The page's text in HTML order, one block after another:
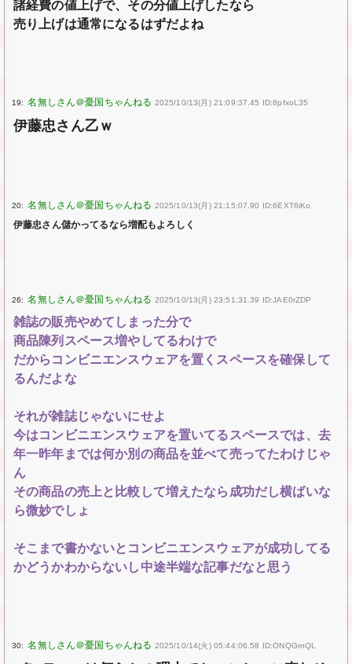
諸経費の値上げで、その分値上げしたなら
売り上げは通常になるはずだよね
19: 2025/10/13(月) 21:09:37.45 ID:8pfxoL35
伊藤忠さん乙ｗ
20: 2025/10/13(月) 21:15:07.90 ID:6EXT6iKo
伊藤忠さん儲かってるなら増配もよろしく
26: 2025/10/13(月) 23:51:31.39 ID:JAE0rZDP
雑誌の販売やめてしまった分で
商品陳列スペース増やしてるわけで
だからコンビニエンスウェアを置くスペースを確保して
るんだよな
それが雑誌じゃないにせよ
今はコンビニエンスウェアを置いてるスペースでは、去
年一昨年までは何か別の商品を並べて売ってたわけじゃ
ん
その商品の売上と比較して増えたなら成功だし横ばいな
ら微妙でしょ
そこまで書かないとコンビニエンスウェアが成功してる
かどうかわからないし中途半端な記事だなと思う
30: 2025/10/14(火) 05:44:06.58 ID:ONQGrnQL